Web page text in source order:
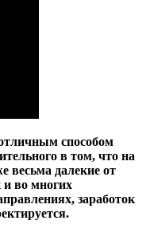
способом
в том, что на
весьма далекие от
во многих
заработок